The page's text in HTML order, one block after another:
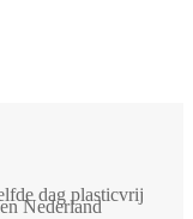
dag plasticvrij
Nederland